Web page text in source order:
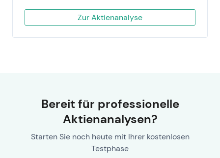
Zur Aktienanalyse
Bereit für professionelle
Aktienanalysen?
Starten Sie noch heute mit Ihrer kostenlosen
Testphase